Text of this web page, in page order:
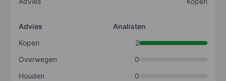
Advies
Analisten
Kopen
2
Overwegen
0
Houden
0